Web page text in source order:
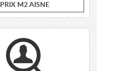
PRIX M2 AISNE